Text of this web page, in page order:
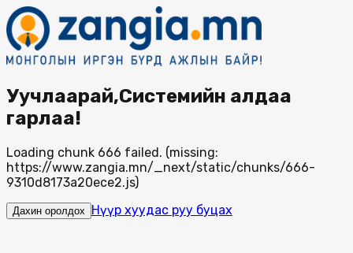
Уучлаарай,Системийн алдаа
гарлаа!
Loading chunk 666 failed. (missing:
https://www.zangia.mn/_next/static/chunks/666-
9310d8173a20ece2.js)
Дахин оролдох Нүүр хуудас руу буцах